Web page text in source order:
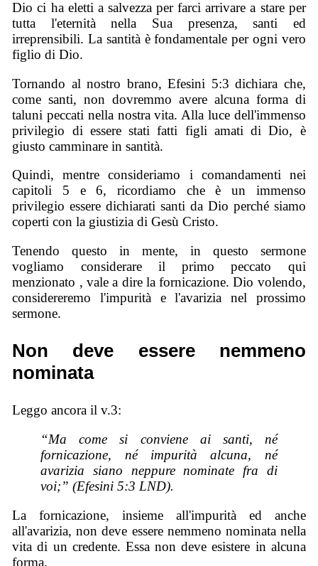
Dio ci ha eletti a salvezza per farci arrivare a stare per
tutta l'eternità nella Sua presenza, santi ed
irreprensibili. La santità è fondamentale per ogni vero
figlio di Dio.
Tornando al nostro brano, Efesini 5:3 dichiara che,
come santi, non dovremmo avere alcuna forma di
taluni peccati nella nostra vita. Alla luce dell'immenso
privilegio di essere stati fatti figli amati di Dio, è
giusto camminare in santità.
Quindi, mentre consideriamo i comandamenti nei
capitoli 5 e 6, ricordiamo che è un immenso
privilegio essere dichiarati santi da Dio perché siamo
coperti con la giustizia di Gesù Cristo.
Tenendo questo in mente, in questo sermone
vogliamo considerare il primo peccato qui
menzionato , vale a dire la fornicazione. Dio volendo,
considereremo l'impurità e l'avarizia nel prossimo
sermone.
Non deve essere nemmeno
nominata
Leggo ancora il v.3:
“Ma come si conviene ai santi, né
fornicazione, né impurità alcuna, né
avarizia siano neppure nominate fra di
voi;” (Efesini 5:3 LND).
La fornicazione, insieme all'impurità ed anche
all'avarizia, non deve essere nemmeno nominata nella
vita di un credente. Essa non deve esistere in alcuna
forma.